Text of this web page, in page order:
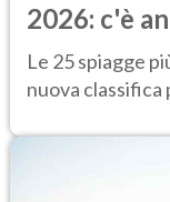
2026: c'è
Le 25 spiagge
nuova classifica